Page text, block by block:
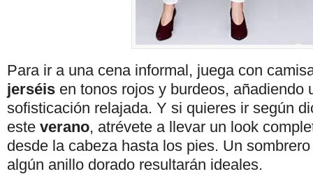
Para ir a una cena informal, juega con
jerséis en tonos rojos y burdeos, añadiendo
sofisticación relajada. Y si quieres ir según
este verano, atrévete a llevar un look
desde la cabeza hasta los pies. Un
algún anillo dorado resultarán ideales.